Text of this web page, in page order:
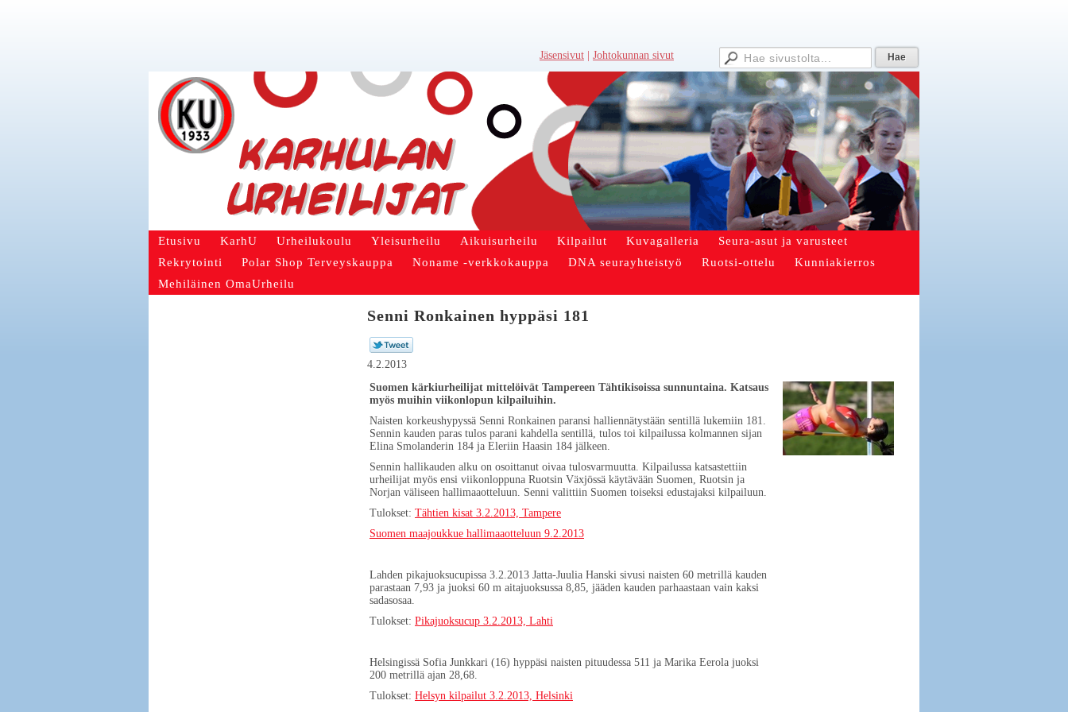
Jäsensivut Johtokunnan sivut
Etusivu KarhU Urheilukoulu Yleisurheilu Aikuisurheilu Kilpailut Kuvagalleria
Seura-asut ja varusteet
Rekrytointi
Polar Shop Terveyskauppa Noname -verkkokauppa DNA seurayhteistyö Ruotsi-ottelu
Kunniakierros
Mehiläinen OmaUrheilu
Senni Ronkainen hyppäsi 181
4.2.2013
Suomen kärkiurheilijat mittelöivät Tampereen Tähtikisoissa sunnuntaina. Katsaus
myös muihin viikonlopun kilpailuihin.
Naisten korkeushypyssä Senni Ronkainen paransi halliennätystään sentillä lukemiin 181.
Sennin kauden paras tulos parani kahdella sentillä, tulos toi kilpailussa kolmannen sijan
Elina Smolanderin 184 ja Eleriin Haasin 184 jälkeen.
Sennin hallikauden alku on osoittanut oivaa tulosvarmuutta. Kilpailussa katsastettiin
urheilijat myös ensi viikonloppuna Ruotsin Växjössä käytävään Suomen, Ruotsin ja
Norjan väliseen hallimaaotteluun. Senni valittiin Suomen toiseksi edustajaksi kilpailuun.
Tulokset: Tähtien kisat 3.2.2013, Tampere
Suomen maajoukkue hallimaaotteluun 9.2.2013
Lahden pikajuoksucupissa 3.2.2013 Jatta-Juulia Hanski sivusi naisten 60 metrillä kauden
parastaan 7,93 ja juoksi 60 m aitajuoksussa 8,85, jääden kauden parhaastaan vain kaksi
sadasosaa.
Tulokset: Pikajuoksucup 3.2.2013, Lahti
Helsingissä Sofia Junkkari (16) hyppäsi naisten pituudessa 511 ja Marika Eerola juoksi
200 metrillä ajan 28,68.
Tulokset: Helsyn kilpailut 3.2.2013, Helsinki